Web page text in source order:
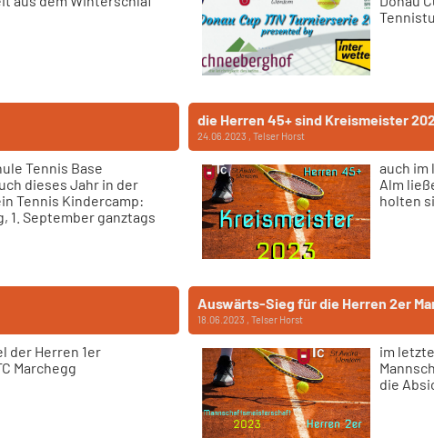
Tennis Base
dieses Jahr in der
Tennis Kindercamp:
1. September ganztags
die Herren 45+ sind Kreismeister
24.06.2023 , Telser Horst
auch im
Alm
holten
der Herren 1er
Marchegg
Auswärts-Sieg für die Herren 2er
18.06.2023 , Telser Horst
im
die